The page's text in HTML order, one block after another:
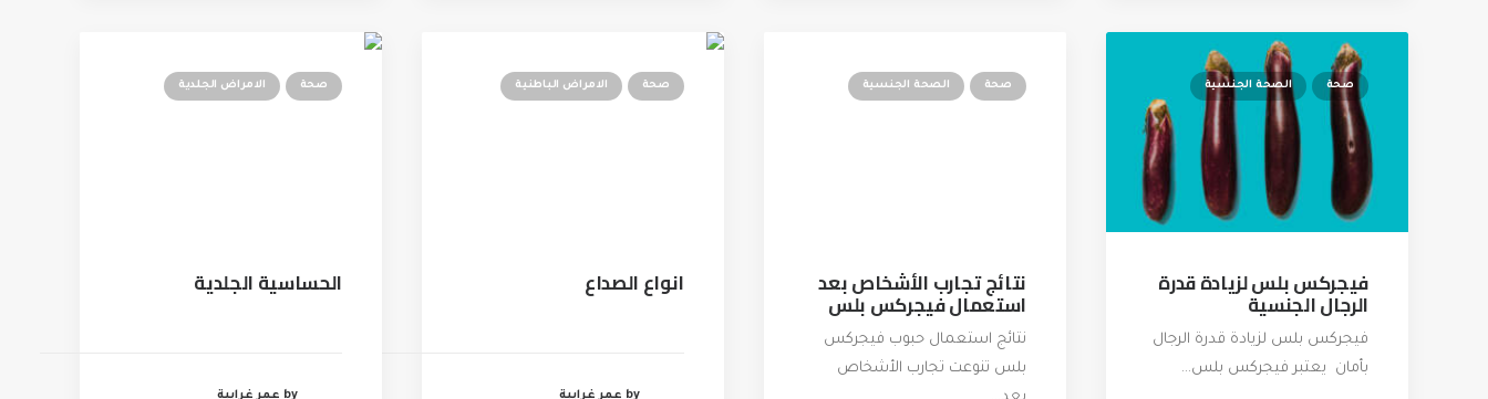
صحة الصحة الجنسية
فيجركس بلس لزيادة قدرة
الرجال الجنسية
فيجركس بلس لزيادة قدرة الرجال
بأمان يعتبر فيجركس بلس…
صحة الصحة الجنسية
نتائج تجارب الأشخاص بعد
استعمال فيجركس بلس
نتائج استعمال حبوب فيجركس
بلس تنوعت تجارب الأشخاص
صحة الامراض الباطنية
انواع الصداع
by عمر غرايبة
صحة الامراض الجلدية
الحساسية الجلدية
by عمر غرايبة